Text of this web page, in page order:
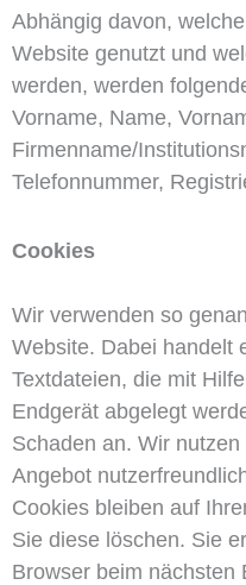
Abhängig davon,
Website genutzt und
werden, werden
Vorname, Name,
Firmenname/
Telefonnummer,
Cookies
Wir verwenden so
Website. Dabei handelt
Textdateien, die mit
Endgerät abgelegt
Schaden an. Wir
Angebot
Cookies bleiben auf
Sie diese löschen. Sie
Browser beim nächsten